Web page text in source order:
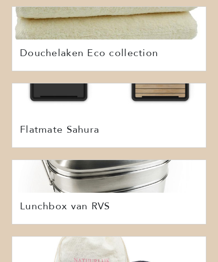
Douchelaken Eco collection
Flatmate Sahura
Lunchbox van RVS